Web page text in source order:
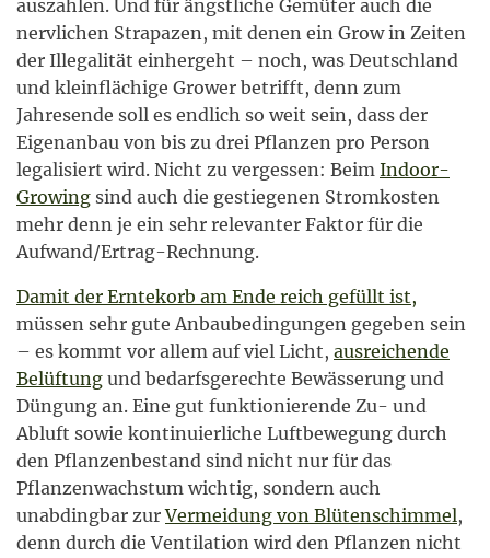
auszahlen. Und für ängstliche Gemüter auch die
nervlichen Strapazen, mit denen ein Grow in Zeiten
der Illegalität einhergeht – noch, was Deutschland
und kleinflächige Grower betrifft, denn zum
Jahresende soll es endlich so weit sein, dass der
Eigenanbau von bis zu drei Pflanzen pro Person
legalisiert wird. Nicht zu vergessen: Beim Indoor-
Growing sind auch die gestiegenen Stromkosten
mehr denn je ein sehr relevanter Faktor für die
Aufwand/Ertrag-Rechnung.
Damit der Erntekorb am Ende reich gefüllt ist,
müssen sehr gute Anbaubedingungen gegeben sein
– es kommt vor allem auf viel Licht, ausreichende
Belüftung und bedarfsgerechte Bewässerung und
Düngung an. Eine gut funktionierende Zu- und
Abluft sowie kontinuierliche Luftbewegung durch
den Pflanzenbestand sind nicht nur für das
Pflanzenwachstum wichtig, sondern auch
unabdingbar zurVermeidung von Blütenschimmel,
denn durch die Ventilation wird den Pflanzen nicht